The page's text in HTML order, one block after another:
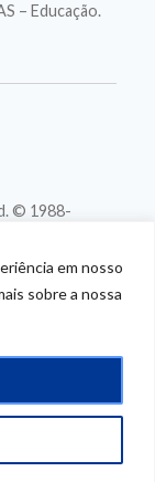
em nosso
sobre a nossa
– Educação.
© 1988-